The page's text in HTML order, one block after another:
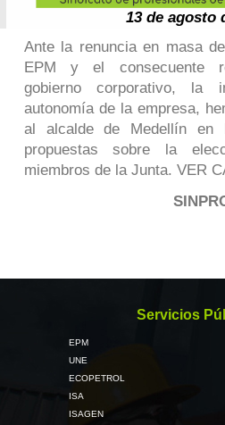
13 de agosto
Ante la renuncia en masa
EPM y el consecuente
gobierno corporativo, la
autonomía de la empresa,
al alcalde de Medellín en
propuestas sobre la
miembros de la Junta. VER
Servicios
EPM
UNE
ECOPETROL
ISA
ISAGEN